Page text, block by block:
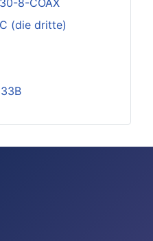
8-COAX
(die dritte)